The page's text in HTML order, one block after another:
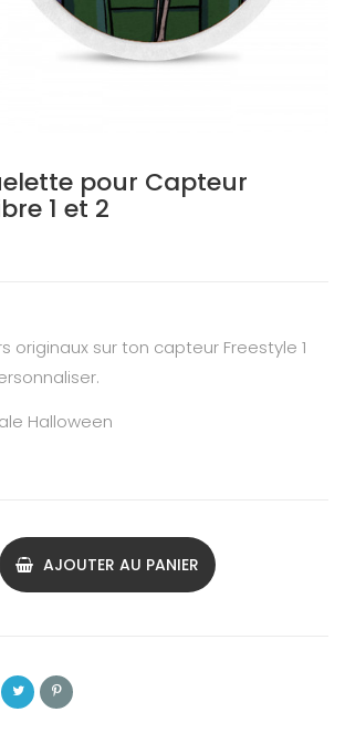
pour Capteur
1 et 2
originaux sur ton capteur Freestyle 1
Halloween
AJOUTER AU PANIER